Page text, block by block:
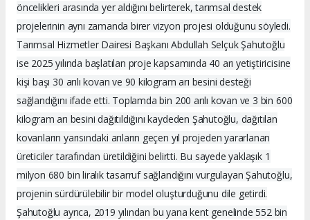
öncelikleri arasında yer aldığını belirterek, tarımsal destek
projelerinin aynı zamanda birer vizyon projesi olduğunu söyledi.
Tarımsal Hizmetler Dairesi Başkanı Abdullah Selçuk Şahutoğlu
ise 2025 yılında başlatılan proje kapsamında 40 arı yetiştiricisine
kişi başı 30 arılı kovan ve 90 kilogram arı besini desteği
sağlandığını ifade etti. Toplamda bin 200 arılı kovan ve 3 bin 600
kilogram arı besini dağıtıldığını kaydeden Şahutoğlu, dağıtılan
kovanların yarısındaki arıların geçen yıl projeden yararlanan
üreticiler tarafından üretildiğini belirtti. Bu sayede yaklaşık 1
milyon 680 bin liralık tasarruf sağlandığını vurgulayan Şahutoğlu,
projenin sürdürülebilir bir model oluşturduğunu dile getirdi.
Şahutoğlu ayrıca, 2019 yılından bu yana kent genelinde 552 bin